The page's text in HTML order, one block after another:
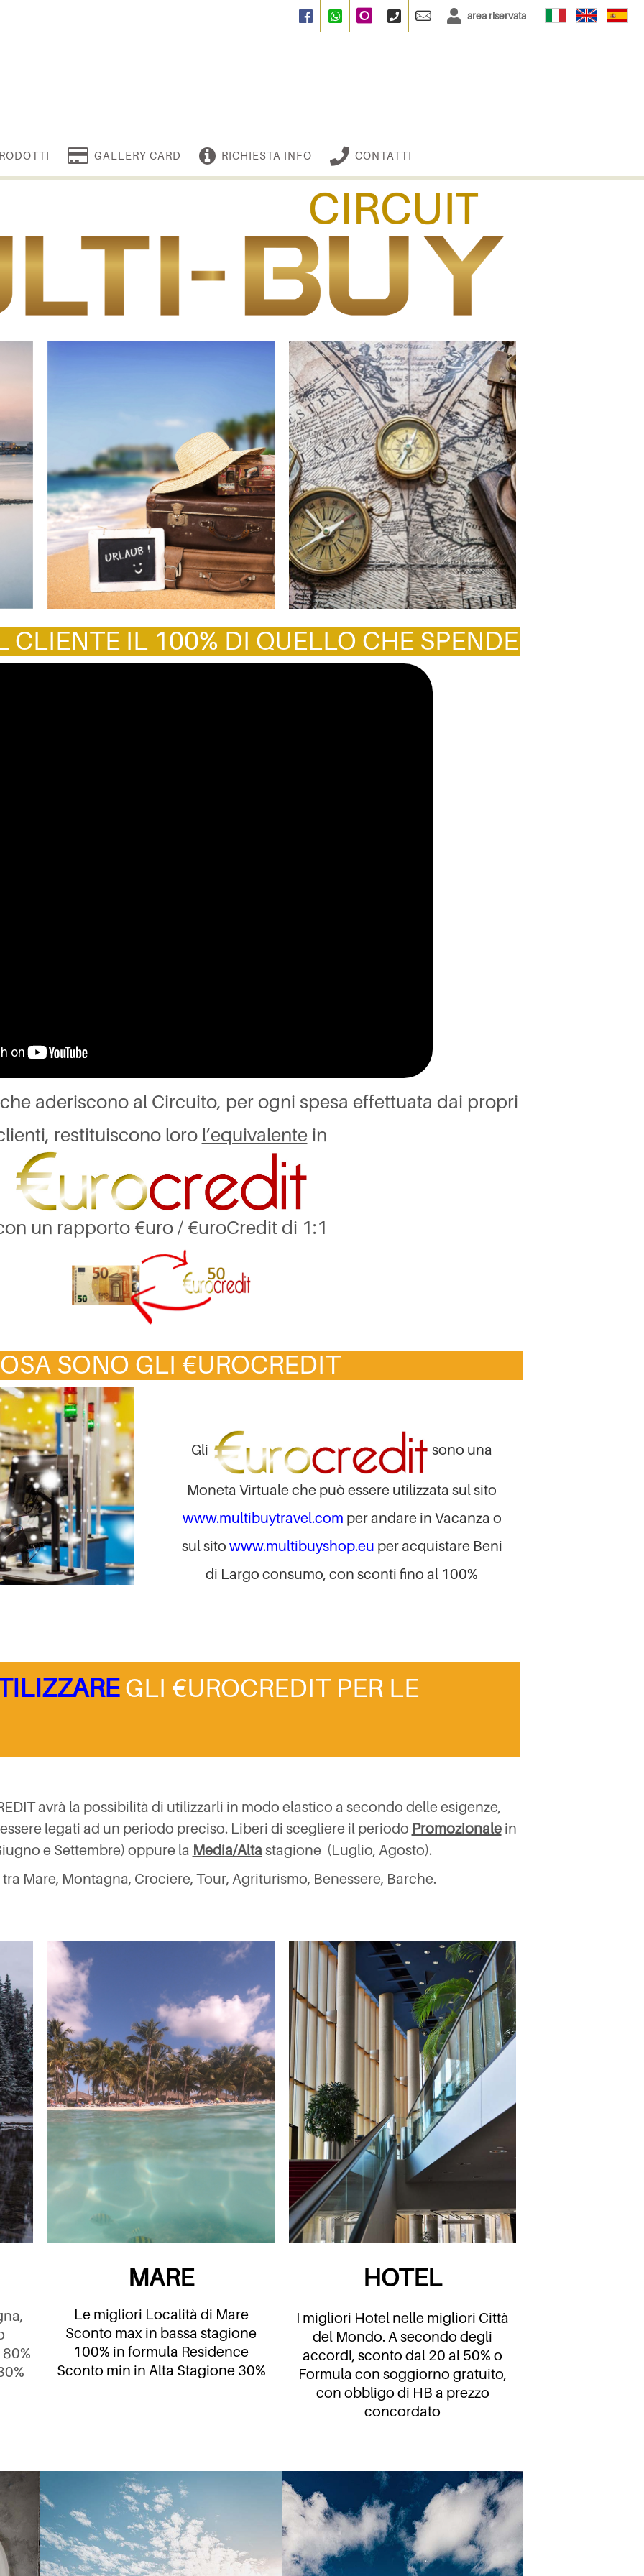
FacebookWhatsAppInstagram+390664833135
info@multibuy.org
area riservata
GALLERY CARD RICHIESTA INFO CONTATTI
CLIENTE IL 100% DI QUELLO CHE SPENDE
aderiscono al Circuito, per ogni spesa effettuata dai propri
restituiscono loro l’equivalentein
un rapporto €uro / €uroCredit di 1:1
SONO GLI €UROCREDIT
Gli sono una
Moneta Virtuale che può essere utilizzata sul sito
www.multibuytravel.com per andare in Vacanza o
sul sito www.multibuyshop.eu per acquistare Beni
di Largo consumo, con sconti fino al 100%
GLI €UROCREDIT PER LE
avrà la possibilità di utilizzarli in modo elastico a secondo delle esigenze,
legati ad un periodo preciso. Liberi di scegliere il periodo Promozionalein
e Settembre) oppure la Media/Alta stagione (Luglio, Agosto).
Mare, Montagna, Crociere, Tour, Agriturismo, Benessere, Barche.
MARE
Le migliori Località di Mare
Sconto max in bassa stagione
100% in formula Residence
Sconto min in Alta Stagione 30%
HOTEL
I migliori Hotel nelle migliori Città
del Mondo.A secondo degli
accordi, sconto dal 20 al 50% o
Formula con soggiorno gratuito,
con obbligo di HB a prezzo
concordato